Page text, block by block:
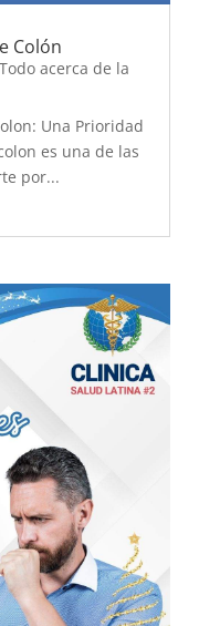
Colón
Todo acerca de la
Una Prioridad
es una de las
por...